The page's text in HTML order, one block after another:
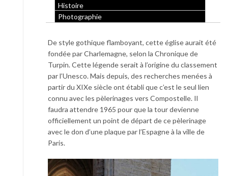
Histoire
Photographie
De style gothique flamboyant, cette église aurait été
fondée par Charlemagne, selon la Chronique de
Turpin. Cette légende serait à l’origine du classement
par l’Unesco. Mais depuis, des recherches menées à
partir du XIXe siècle ont établi que c’est le seul lien
connu avec les pèlerinages vers Compostelle. Il
faudra attendre 1965 pour que la tour devienne
officiellement un point de départ de ce pèlerinage
avec le don d’une plaque par l’Espagne à la ville de
Paris.